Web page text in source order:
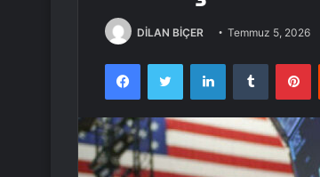
DİLAN BİÇER Temmuz 5, 2026
FacebookTwitter LinkedInTumblr